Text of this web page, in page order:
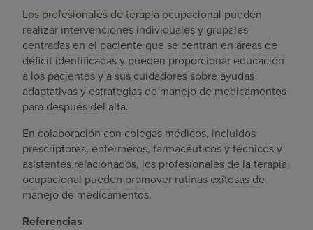
Los profesionales de terapia ocupacional pueden
realizar intervenciones individuales y grupales
centradas en el paciente que se centran en áreas de
déficit identificadas y pueden proporcionar educación
a los pacientes y a sus cuidadores sobre ayudas
adaptativas y estrategias de manejo de medicamentos
para después del alta.
En colaboración con colegas médicos, incluidos
prescriptores, enfermeros, farmacéuticos y técnicos y
asistentes relacionados, los profesionales de la terapia
ocupacional pueden promover rutinas exitosas de
manejo de medicamentos.
Referencias